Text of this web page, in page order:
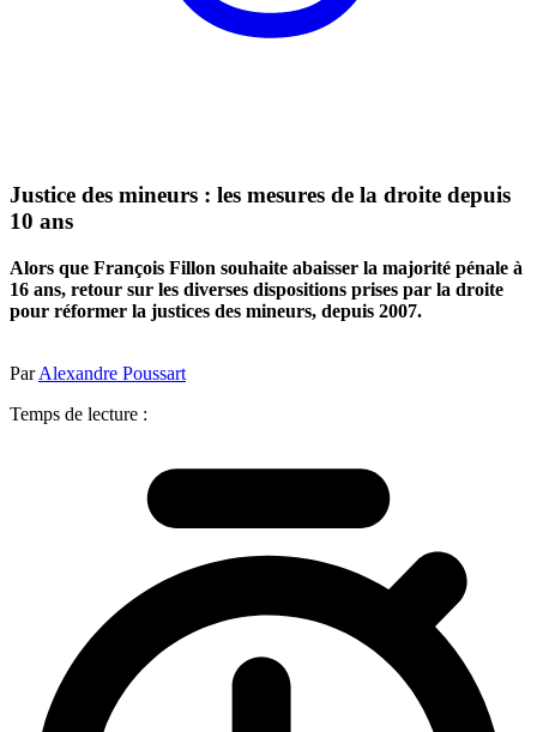
Justice des mineurs : les mesures de la droite depuis
10 ans
Alors que François Fillon souhaite abaisser la majorité pénale à
16 ans, retour sur les diverses dispositions prises par la droite
pour réformer la justices des mineurs, depuis 2007.
ParAlexandre Poussart
Temps de lecture :